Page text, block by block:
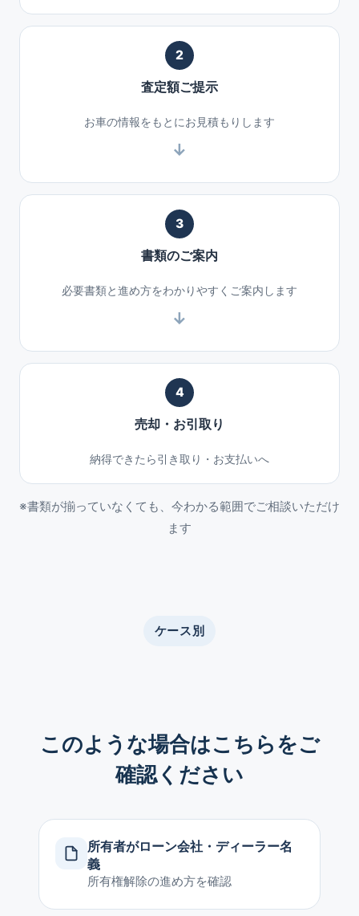
2
査定額ご提示
お車の情報をもとにお見積もりします
3
書類のご案内
必要書類と進め方をわかりやすくご案内します
4
売却・お引取り
納得できたら引き取り・お支払いへ
※書類が揃っていなくても、今わかる範囲でご相談いただけ
ます
ケース別
このような場合はこちらをご
確認ください
所有者がローン会社・ディーラー名
義
所有権解除の進め方を確認